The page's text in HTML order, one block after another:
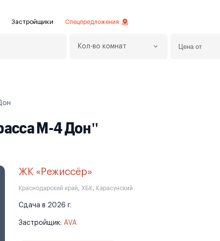
Застройщики Спецпредложения
Кол-во комнат
М-4 Дон"
ЖК «Режиссёр»
Краснодарский край, ХБК, Карасунский
Сдача в 2026 г.
Застройщик: AVA